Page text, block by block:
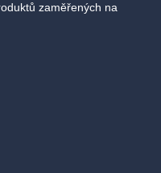
zaměřených na